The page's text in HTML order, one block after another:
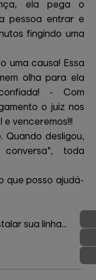
ela pega o
pessoa entrar e
fingindo uma
uma causa! Essa
olha para ela
- Com
o juiz nos
venceremos!!!
Quando desligou,
toda
que posso ajudá-
sua linha...